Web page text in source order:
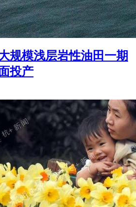
规模浅层岩性油田一期
投产